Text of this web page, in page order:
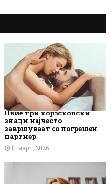
Овие три хороскопски
знаци најчесто
завршуваат со погрешен
партнер
11 март, 2026